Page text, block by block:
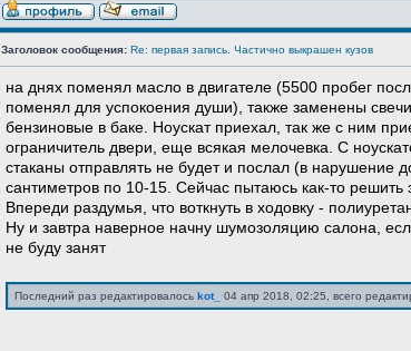
Заголовок сообщения: Re: первая запись. Частично выкрашен кузов
на днях поменял масло в двигателе (5500 пробег
поменял для успокоения души), также заменены
бензиновые в баке. Ноускат приехал, так же с ним
ограничитель двери, еще всякая мелочевка. С
стаканы отправлять не будет и послал (в нарушение
сантиметров по 10-15. Сейчас пытаюсь как-то решить
Впереди раздумья, что воткнуть в ходовку -
Ну и завтра наверное начну шумозоляцию салона,
не буду занят
Последний раз редактировалось kot_ 04 апр 2018, 02:25, всего